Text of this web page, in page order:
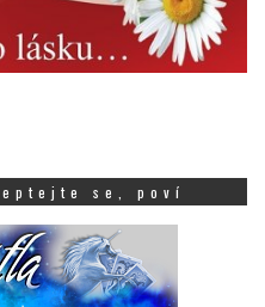
se, poví